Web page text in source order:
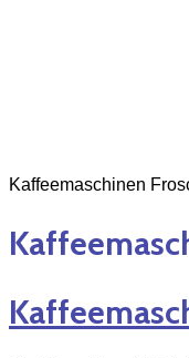
Kaffeemaschinen